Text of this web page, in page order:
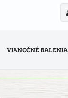
VIANOČNÉ BALENIA